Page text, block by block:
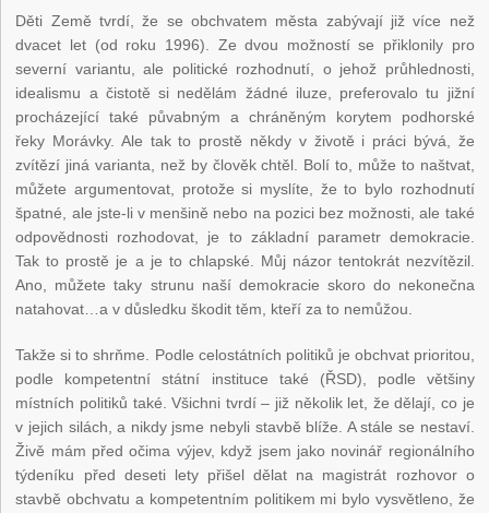
Děti Země tvrdí, že se obchvatem města zabývají již více než
dvacet let (od roku 1996). Ze dvou možností se přiklonily pro
severní variantu, ale politické rozhodnutí, o jehož průhlednosti,
idealismu a čistotě si nedělám žádné iluze, preferovalo tu jižní
procházející také půvabným a chráněným korytem podhorské
řeky Morávky. Ale tak to prostě někdy v životě i práci bývá, že
zvítězí jiná varianta, než by člověk chtěl. Bolí to, může to naštvat,
můžete argumentovat, protože si myslíte, že to bylo rozhodnutí
špatné, ale jste-li v menšině nebo na pozici bez možnosti, ale také
odpovědnosti rozhodovat, je to základní parametr demokracie.
Tak to prostě je a je to chlapské. Můj názor tentokrát nezvítězil.
Ano, můžete taky strunu naší demokracie skoro do nekonečna
natahovat…a v důsledku škodit těm, kteří za to nemůžou.
Takže si to shrňme. Podle celostátních politiků je obchvat prioritou,
podle kompetentní státní instituce také (ŘSD), podle většiny
místních politiků také. Všichni tvrdí – již několik let, že dělají, co je
v jejich silách, a nikdy jsme nebyli stavbě blíže. A stále se nestaví.
Živě mám před očima výjev, když jsem jako novinář regionálního
týdeníku před deseti lety přišel dělat na magistrát rozhovor o
stavbě obchvatu a kompetentním politikem mi bylo vysvětleno, že